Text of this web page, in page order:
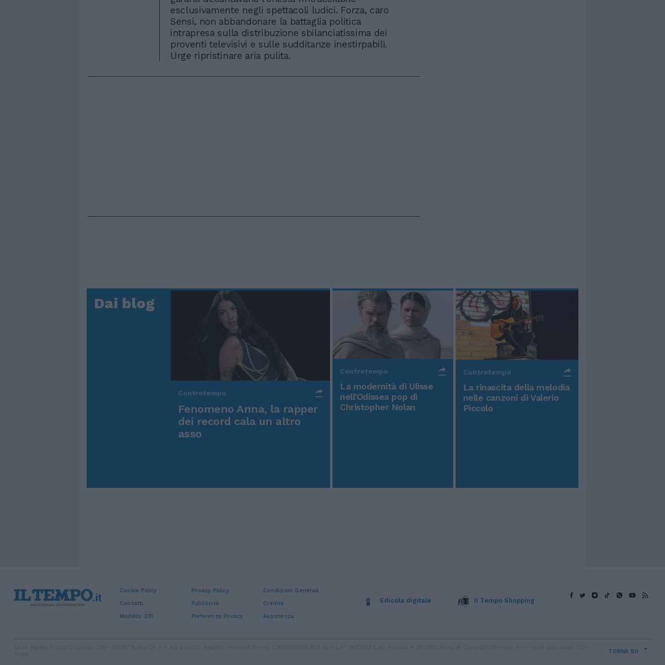
esclusivamente negli spettacoli ludici. Forza, caro
Sensi, non abbandonare la battaglia politica
intrapresa sulla distribuzione sbilanciatissima dei
proventi televisivi e sulle sudditanze inestirpabili.
Urge ripristinare aria pulita.
Dai blog
Controtempo
Fenomeno Anna, la rapper
dei record cala un altro
asso
Controtempo
La modernità di Ulisse
nell'Odissea pop di
Christopher Nolan
Controtempo
La rinascita della melodia
nelle canzoni di Valerio
Piccolo
Cookie Policy Privacy Policy
Condizioni Generali
Contatti
Pubblicità
Credits
Modello 231
Preferenze Privacy Assistenza
Edicola digitale Il Tempo Shopping
TORNA SU